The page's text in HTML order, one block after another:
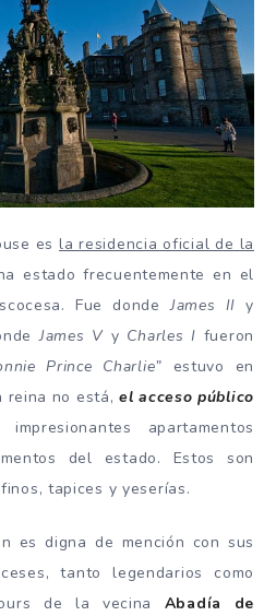
esla residencia oficial de la
estado frecuentemente en el
Fue dondeJames II y
James Vy Charles I fueron
Prince Charlie” estuvo en
reina no está,el acceso público
apartamentos
del estado. Estos son
tapices y yeserías.
es digna de mención con sus
tanto legendarios como
de la vecina Abadía de